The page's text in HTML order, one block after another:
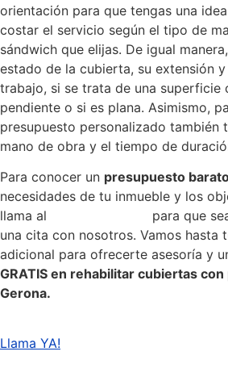
orientación para que tengas una
costar el servicio según el tipo de
sándwich que elijas. De igual
estado de la cubierta, su extensión
trabajo, si se trata de una superficie
pendiente o si es plana. Asimismo,
presupuesto personalizado también
mano de obra y el tiempo de
Para conocer un presupuesto
necesidades de tu inmueble y los
llama al
para que
una cita con nosotros. Vamos hasta
adicional para ofrecerte asesoría y
GRATIS en rehabilitar cubiertas
Gerona.
Llama YA!